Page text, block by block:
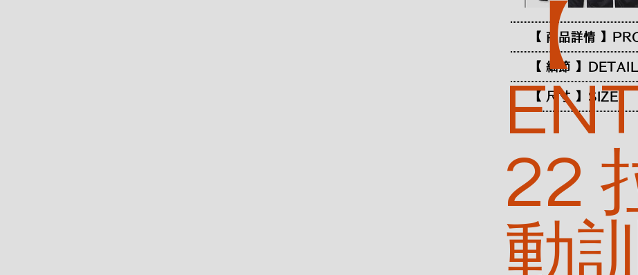
【 商品詳情 】
【 細節 】
【 尺寸 】SIZE
【
22
動